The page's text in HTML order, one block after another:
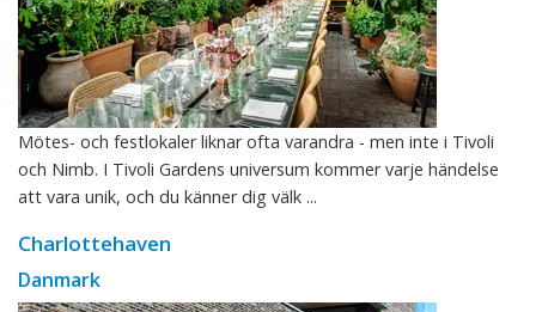
Mötes- och festlokaler liknar ofta varandra - men inte i Tivoli
och Nimb. I Tivoli Gardens universum kommer varje händelse
att vara unik, och du känner dig välk ...
Charlottehaven
Danmark